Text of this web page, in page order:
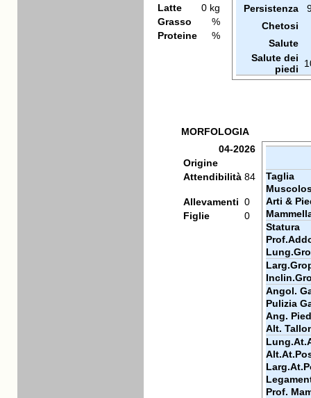
Latte
0 kg
Grasso
%
Proteine
%
Persistenza
Chetosi
Salute
Salute dei
piedi
MORFOLOGIA
04-2026
Origine
Attendibilità 84
Allevamenti 0
Figlie
0
Taglia
Arti &
Statura
Angol.
Pulizia
Ang.
Alt.
Prof.